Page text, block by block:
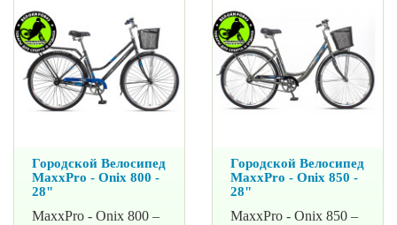
Городской Велосипед
MaxxPro - Onix 800 -
28"
MaxxPro - Onix 800 –
Городской Велосипед
MaxxPro - Onix 850 -
28"
MaxxPro - Onix 850 –